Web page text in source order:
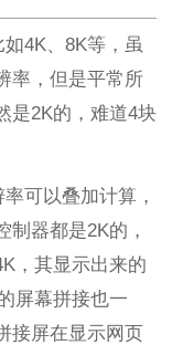
如4K 8K等，虽
率，但是平常所
是2K的，难道4块
可以叠加计算，
制器都是2K的，
，其显示出来的
屏幕拼接也一
接屏在显示网页